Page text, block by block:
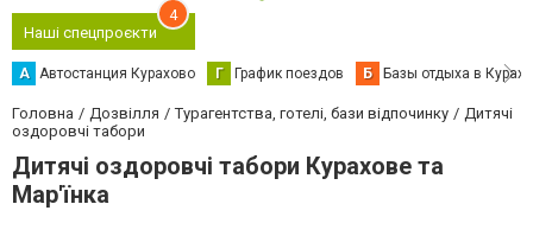
Наші спецпроєкти
4
А Автостанция Курахово Г График поездов Б Базы отдыха в
Головна Дозвілля Турагентства, готелі, бази відпочинку
Дитячі
оздоровчі табори
Дитячі оздоровчі табори Курахове та
Мар'їнка